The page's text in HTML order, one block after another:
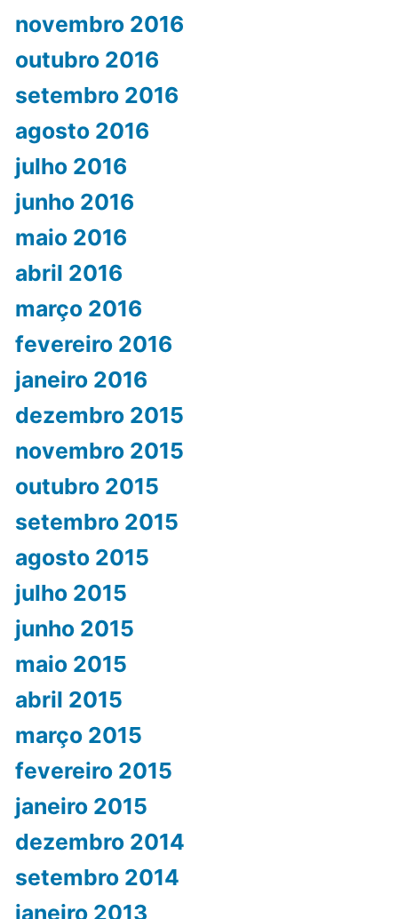
novembro 2016
outubro 2016
setembro 2016
agosto 2016
julho 2016
junho 2016
maio 2016
abril 2016
março 2016
fevereiro 2016
janeiro 2016
dezembro 2015
novembro 2015
outubro 2015
setembro 2015
agosto 2015
julho 2015
junho 2015
maio 2015
abril 2015
março 2015
fevereiro 2015
janeiro 2015
dezembro 2014
setembro 2014
janeiro 2013